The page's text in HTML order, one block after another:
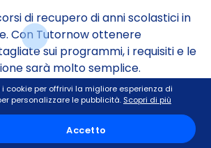
di recupero di anni scolastici in
Con Tutornow ottenere
sui programmi, i requisiti e le
sarà molto semplice.
informazioni sul recupero anni
cookie per offrirvi la migliore esperienza di
personalizzare le pubblicità. Scopri di più
Accetto